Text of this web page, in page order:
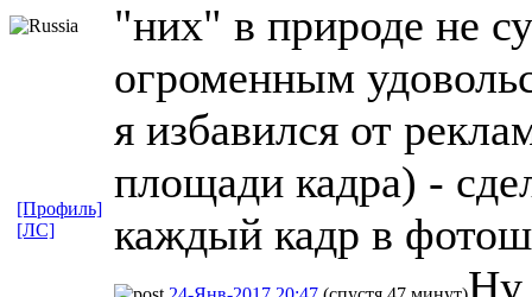
"них" в природе не
огроменным
я избавился от
площади кадра) -
каждый кадр в
[Профиль]
[ЛС]
Ну